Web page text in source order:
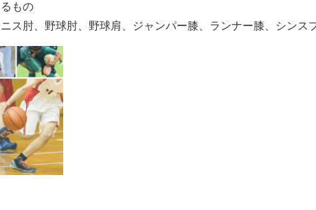
もの
ス肘、野球肘、野球肩、ジャンパー膝、ランナー膝、シンス